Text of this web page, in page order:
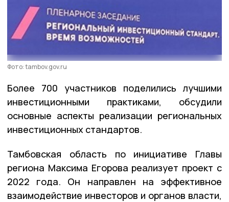
Фото: tambov.gov.ru
Более 700 участников поделились лучшими
инвестиционными практиками, обсудили
основные аспекты реализации региональных
инвестиционных стандартов.
Тамбовская область по инициативе Главы
региона Максима Егорова реализует проект с
2022 года. Он направлен на эффективное
взаимодействие инвесторов и органов власти,